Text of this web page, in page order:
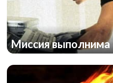
Миссия выполнима